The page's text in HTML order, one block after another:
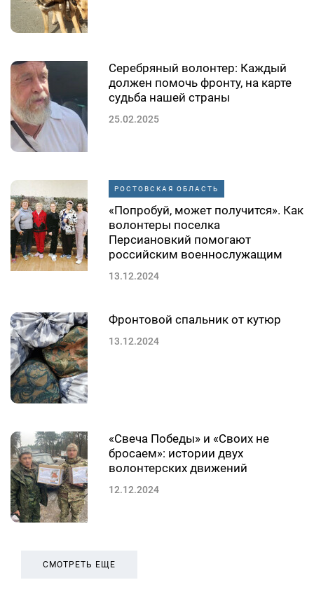
Серебряный волонтер: Каждый
должен помочь фронту, на карте
судьба нашей страны
25.02.2025
РОСТОВСКАЯ ОБЛАСТЬ
«Попробуй, может получится». Как
волонтеры поселка
Персиановкий помогают
российским военнослужащим
13.12.2024
Фронтовой спальник от кутюр
13.12.2024
«Свеча Победы» и «Своих не
бросаем»: истории двух
волонтерских движений
12.12.2024
СМОТРЕТЬ ЕЩЕ